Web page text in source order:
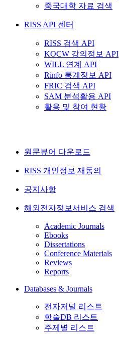
중국대학 자료 검색
RISS API 센터
RISS 검색 API
KOCW 강의정보 API
WILL 연계 API
Rinfo 통계정보 API
FRIC 검색 API
SAM 분석활용 API
활용 및 참여 현황
원문뷰어 다운로드
RISS 개인정보 재동의
공지사항
해외전자정보서비스 검색
Academic Journals
Ebooks
Dissertations
Conference Materials
Reviews
Reports
Databases & Journals
전자저널 리스트
학술DB 리스트
주제별 리스트